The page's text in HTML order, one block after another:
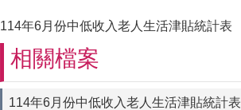
114年6月份中低收入老人生活津貼統計表
相關檔案
114年6月份中低收入老人生活津貼統計表